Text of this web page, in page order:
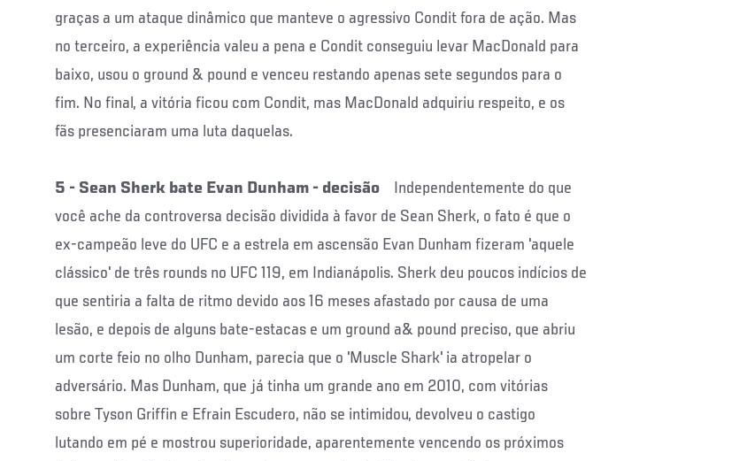
graças a um ataque dinâmico que manteve o agressivo Condit fora de ação. Mas
no terceiro, a experiência valeu a pena e Condit conseguiu levar MacDonald para
baixo, usou o ground & pound e venceu restando apenas sete segundos para o
fim. No final, a vitória ficou com Condit, mas MacDonald adquiriu respeito, e os
fãs presenciaram uma luta daquelas.
5 - Sean Sherk bate Evan Dunham - decisão
Independentemente do que
você ache da controversa decisão dividida à favor de Sean Sherk, o fato é que o
ex-campeão leve do UFC e a estrela em ascensão Evan Dunham fizeram 'aquele
clássico' de três rounds no UFC 119, em Indianápolis. Sherk deu poucos indícios de
que sentiria a falta de ritmo devido aos 16 meses afastado por causa de uma
lesão, e depois de alguns bate-estacas e um ground a& pound preciso, que abriu
um corte feio no olho Dunham, parecia que o 'Muscle Shark' ia atropelar o
adversário. Mas Dunham, que já tinha um grande ano em 2010, com vitórias
sobre Tyson Griffin e Efrain Escudero, não se intimidou, devolveu o castigo
lutando em pé e mostrou superioridade, aparentemente vencendo os próximos